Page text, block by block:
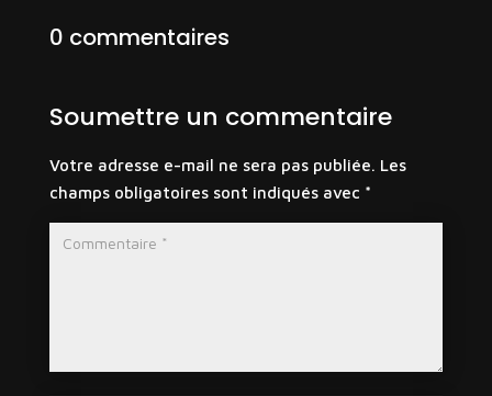
0 commentaires
Soumettre un commentaire
Votre adresse e-mail ne sera pas publiée. Les
champs obligatoires sont indiqués avec *